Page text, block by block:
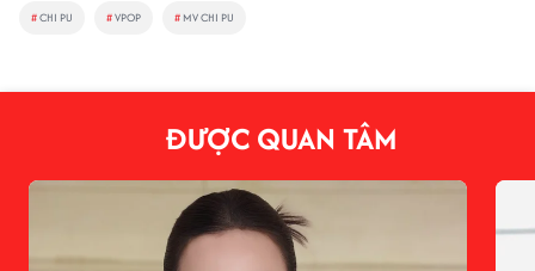
#CHI PU #VPOP # MV CHI PU
ĐƯỢC QUAN TÂM